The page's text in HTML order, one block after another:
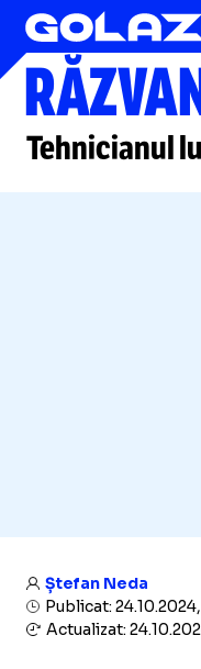
Campionate
Tehnicianul
Ștefan Neda
Publicat:
Actualizat: